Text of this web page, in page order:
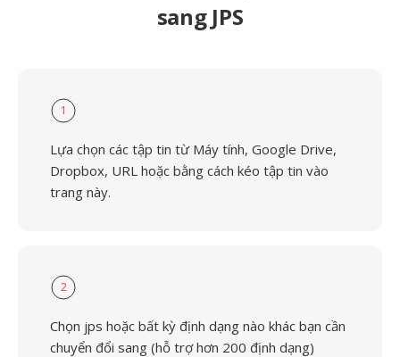
sang JPS
1
Lựa chọn các tập tin từ Máy tính, Google Drive,
Dropbox, URL hoặc bằng cách kéo tập tin vào
trang này.
2
Chọn jps hoặc bất kỳ định dạng nào khác bạn cần
chuyển đổi sang (hỗ trợ hơn 200 định dạng)